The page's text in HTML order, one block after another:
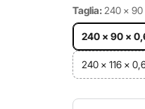
Taglia: 240 x
240 x 90 x
240 x 116 x